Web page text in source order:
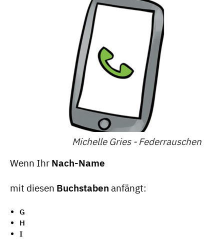
Michelle Gries - Federrauschen
Wenn Ihr Nach-Name
mit diesen Buchstaben anfängt:
G
H
I